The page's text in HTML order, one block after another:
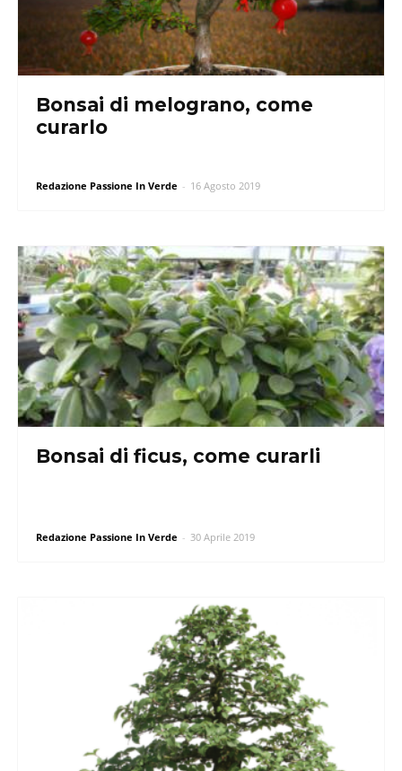
Bonsai di melograno, come
curarlo
Redazione Passione In Verde - 16 Agosto 2019
Bonsai di ficus, come curarli
Redazione Passione In Verde - 30 Aprile 2019